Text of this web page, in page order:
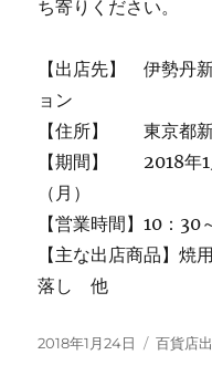
ち寄りください。
【出店先】 伊勢丹
ョン
【住所】 東京都
【期間】 2018年1
（月）
【営業時間】10：
【主な出店商品】焼
落し 他
投
2018年1月24日
カ
百貨店